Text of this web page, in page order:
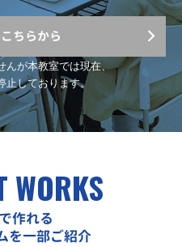
ちらから
んが本教室では現在、
止しております。
WORKS
作れる
を一部ご紹介